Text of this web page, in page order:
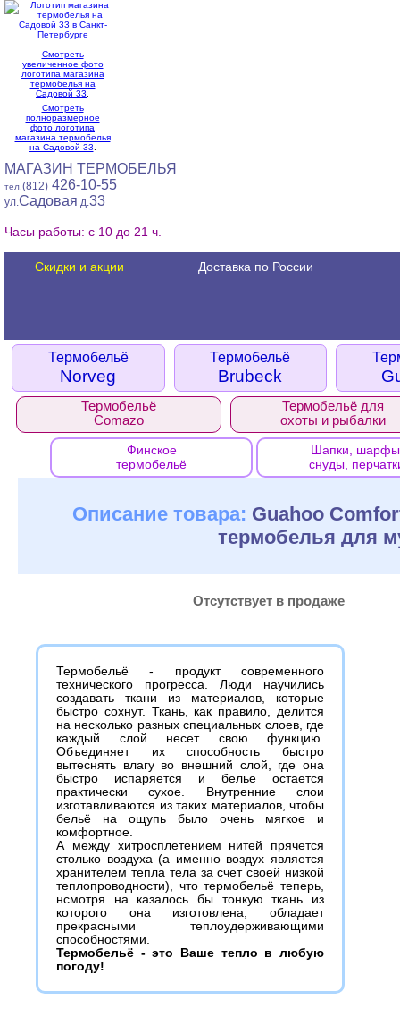
Смотреть
увеличенное фото
логотипа магазина
термобелья на
Садовой 33
Смотреть
полноразмерное
фото логотипа
магазина термобелья
на Садовой 33
МАГАЗИН ТЕРМОБЕЛЬЯ
тел. (812) 426-10-55
ул.Садовая д.33
Часы работы: с 10 до 21 ч.
Скидки и акции Доставка по России
Термобельё
Comazo
Термобельё для
охоты и рыбалки
Финское
термобельё
Шапки,
снуды,
Описание товара: Guahoo
термобелья для
Отсутствует в продаже
Термобельё - продукт современного
технического прогресса. Люди научились
создавать ткани из материалов, которые
быстро сохнут. Ткань, как правило, делится
на несколько разных специальных слоев, где
каждый слой несет свою функцию.
Объединяет их способность быстро
вытеснять влагу во внешний слой, где она
быстро испаряется и белье остается
практически сухое. Внутренние слои
изготавливаются из таких материалов, чтобы
бельё на ощупь было очень мягкое и
комфортное.
А между хитросплетением нитей прячется
столько воздуха (а именно воздух является
хранителем тепла тела за счет своей низкой
теплопроводности), что термобельё теперь,
нсмотря на казалось бы тонкую ткань из
которого она изготовлена, обладает
прекрасными теплоудерживающими
способностями.
Термобельё - это Ваше тепло в любую
погоду!
Термобельё
Norveg
Термобельё
Brubeck